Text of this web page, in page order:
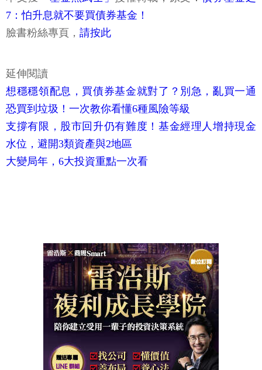
7：怕升息就不要買債券基金！
臉書粉絲專頁， 請按此
延伸閱讀
想穩穩領配息，買債券基金就對了？別急，亂買一通
恐買到垃圾！一次教你看懂6種風險等級
支撐有限，股市回升仍有難度！基金經理人增持現金
水位，避開3類資產與2地區
大變局年，6大投資重點一次看